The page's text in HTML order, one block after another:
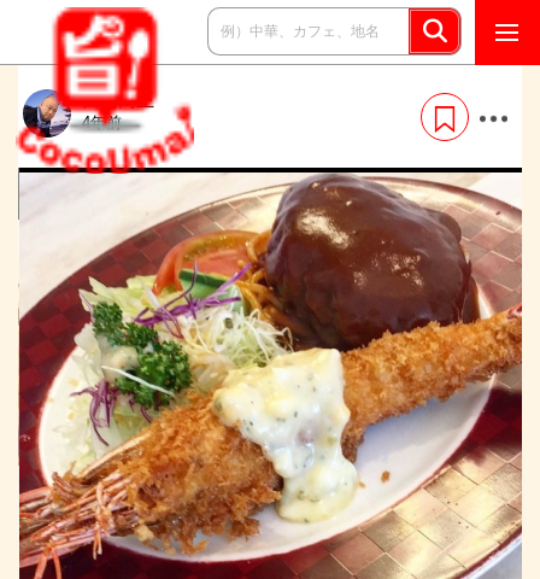
西山高正
4年前